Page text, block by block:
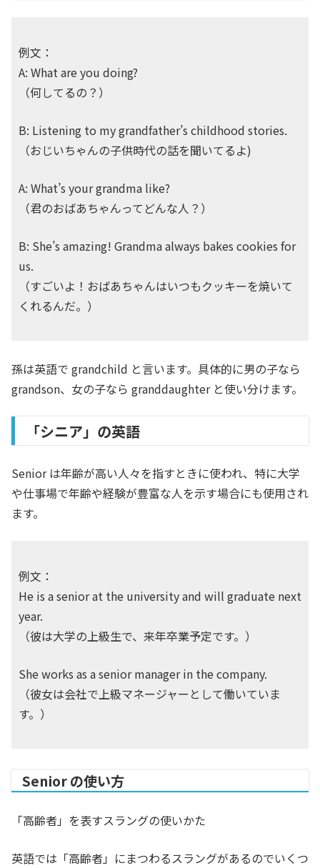
例文：
A: What are you doing?
（何してるの？）
B: Listening to my grandfather’s childhood stories.
（おじいちゃんの子供時代の話を聞いてるよ)
A: What’s your grandma like?
（君のおばあちゃんってどんな人？）
B: She’s amazing! Grandma always bakes cookies for
us.
（すごいよ！おばあちゃんはいつもクッキーを焼いて
くれるんだ。）
孫は英語で grandchild と言います。具体的に男の子なら
grandson、女の子なら granddaughter と使い分けます。
「シニア」の英語
Senior は年齢が高い人々を指すときに使われ、特に大学
や仕事場で年齢や経験が豊富な人を示す場合にも使用され
ます。
例文：
He is a senior at the university and will graduate next
year.
（彼は大学の上級生で、来年卒業予定です。）
She works as a senior manager in the company.
（彼女は会社で上級マネージャーとして働いていま
す。）
Senior の使い方
「高齢者」を表すスラングの使いかた
英語では「高齢者」にまつわるスラングがあるのでいくつ